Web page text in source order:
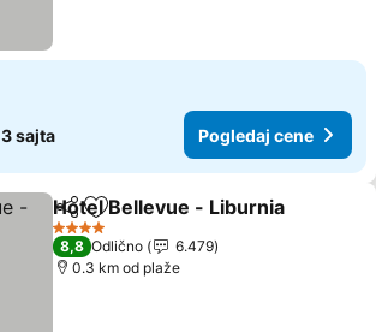
3 sajta Pogledaj cene
Deli Dodati u favorite
Hotel Bellevue - Liburnia
4 Zvezdice
8,8 Odlično
6.479
0.3 km od plaže